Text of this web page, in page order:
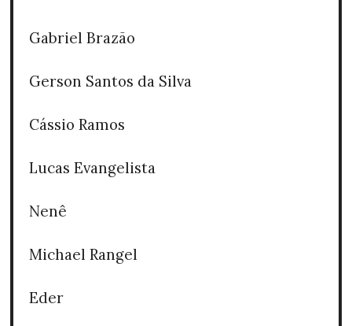
Gabriel Brazão
Gerson Santos da Silva
Cássio Ramos
Lucas Evangelista
Nenê
Michael Rangel
Eder